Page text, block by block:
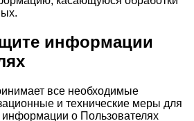
информации
все необходимые
и технические меры для
о Пользователях